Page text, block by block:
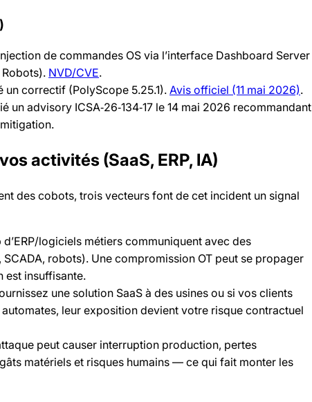
de commandes OS via l’interface Dashboard Server
NVD/CVE.
un correctif (PolyScope 5.25.1).Avis officiel (11 mai 2026).
un advisory ICSA‑26‑134‑17 le 14 mai 2026 recommandant
activités (SaaS, ERP, IA)
des cobots, trois vecteurs font de cet incident un signal
d’ERP/logiciels métiers communiquent avec des
robots). Une compromission OT peut se propager
est insuffisante.
une solution SaaS à des usines ou si vos clients
leur exposition devient votre risque contractuel
peut causer interruption production, pertes
matériels et risques humains — ce qui fait monter les